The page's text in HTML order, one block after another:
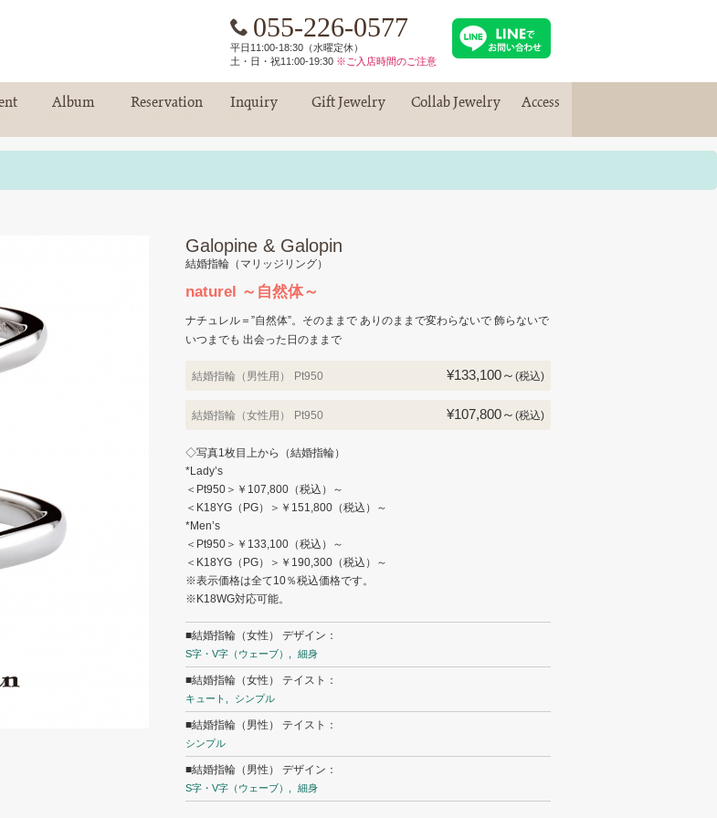
055-226-0577
平日11:00-18:30（水曜定休）
土・日・祝11:00-19:30 ※ご入店時間のご注意
Album Reservation Inquiry Gift Jewelry Collab Jewelry Access
Galopine & Galopin
結婚指輪（マリッジリング）
naturel ～自然体～
ナチュレル＝”自然体”。そのままで ありのままで変わらないで 飾らないで
いつまでも 出会った日のままで
結婚指輪（男性用） Pt950 ¥133,100～ (税込)
結婚指輪（女性用） Pt950 ¥107,800～ (税込)
◇写真1枚目上から（結婚指輪）
*Lady’s
＜Pt950＞￥107,800（税込）～
＜K18YG（PG）＞￥151,800（税込）～
*Men’s
＜Pt950＞￥133,100（税込）～
＜K18YG（PG）＞￥190,300（税込）～
※表示価格は全て10％税込価格です。
※K18WG対応可能。
■結婚指輪（女性） デザイン：
S字・V字（ウェーブ） 細身
■結婚指輪（女性） テイスト：
キュート シンプル
■結婚指輪（男性） テイスト：
シンプル
■結婚指輪（男性） デザイン：
S字・V字（ウェーブ） 細身